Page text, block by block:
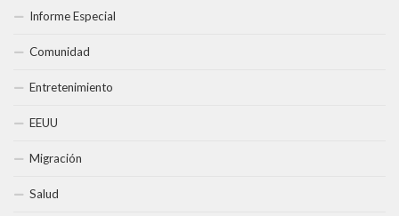
Informe Especial
Comunidad
Entretenimiento
EEUU
Migración
Salud